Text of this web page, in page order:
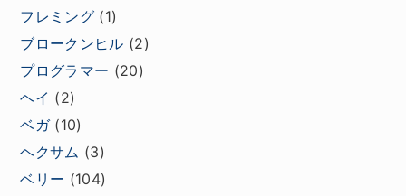
フレミング (1)
ブロークンヒル (2)
プログラマー (20)
ヘイ (2)
ベガ(10)
ヘクサム (3)
ベリー (104)